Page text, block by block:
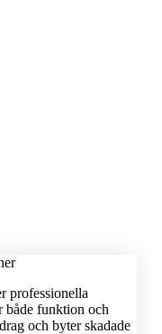
professionella
både funktion och
och byter skadade